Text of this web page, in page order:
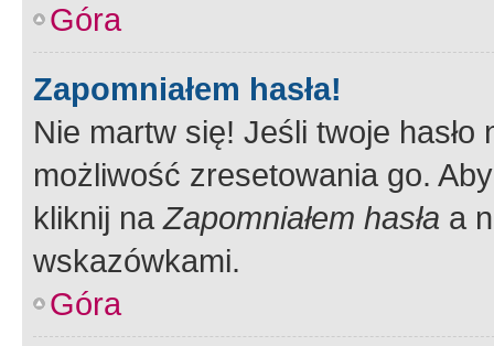
Góra
Zapomniałem hasła!
Nie martw się! Jeśli twoje
możliwość zresetowania go.
kliknij naZapomniałem hasła a
wskazówkami.
Góra